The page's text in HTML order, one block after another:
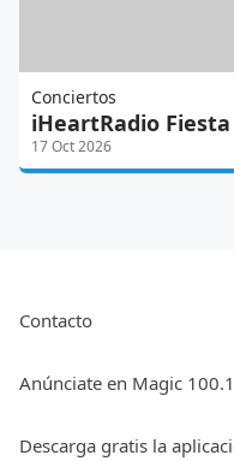
Conciertos
iHeartRadio
17 Oct 2026
Contacto
Anúnciate en Magic 100.1
Descarga gratis la